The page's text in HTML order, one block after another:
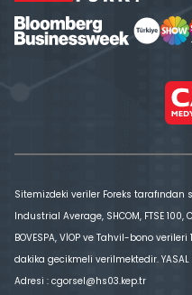
Sitemizdeki veriler Foreks tarafından
Industrial Average, SHCOM, FTSE 100,
BOVESPA, VİOP ve Tahvil-bono verileri
dakika gecikmeli verilmektedir. YASAL
Adresi : cgorsel@hs03.kep.tr